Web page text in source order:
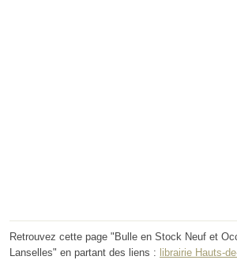
Retrouvez cette page "Bulle en Stock Neuf et
Lanselles" en partant des liens : librairie Hauts-